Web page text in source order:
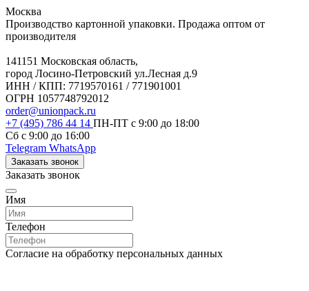
Москва
Производство картонной упаковки. Продажа оптом от
производителя
141151 Московская область,
город Лосино-Петровский ул.Лесная д.9
ИНН / КПП: 7719570161 / 771901001
ОГРН 1057748792012
order@unionpack.ru
+7 (495) 786 44 14 ПН-ПТ с 9:00 до 18:00
Сб с 9:00 до 16:00
Telegram WhatsApp
Заказать звонок
Заказать звонок
Имя
Телефон
Согласие на обработку персональных данных